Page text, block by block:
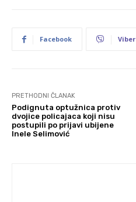
Facebook Viber
PRETHODNI ČLANAK
Podignuta optužnica protiv
dvojice policajaca koji nisu
postupili po prijavi ubijene
Inele Selimović